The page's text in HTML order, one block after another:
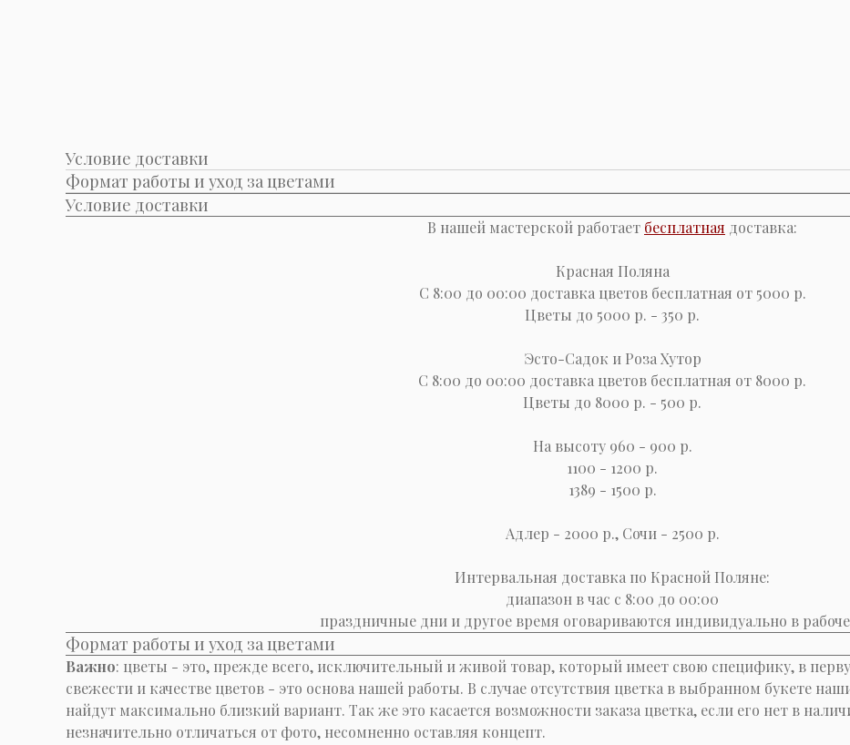
Условие доставки
Формат работы и уход за цветами
Условие доставки
В нашей мастерской работает бесплатная доставка:
Красная Поляна
С 8:00 до 00:00 доставка цветов бесплатная от 5000 р.
Цветы до 5000 р. - 350 р.
Эсто-Cадок и Роза Хутор
С 8:00 до 00:00 доставка цветов бесплатная от 8000 р.
Цветы до 8000 р. - 500 р.
На высоту 960 - 900 р.
1100 - 1200 р.
1389 - 1500 р.
Адлер - 2000 р., Сочи - 2500 р.
Интервальная доставка по Красной Поляне:
диапазон в час с 8:00 до 00:00
праздничные дни и другое время оговариваются индивидуально в
Формат работы и уход за цветами
Важно: цветы - это, прежде всего, исключительный и живой товар, который имеет свою специфику, в
свежести и качестве цветов - это основа нашей работы. В случае отсутствия цветка в выбранном букете
найдут максимально близкий вариант. Так же это касается возможности заказа цветка, если его нет в
незначительно отличаться от фото, несомненно оставляя концепт.